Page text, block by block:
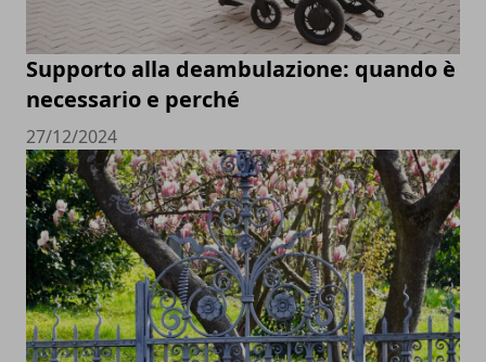
Supporto alla deambulazione: quando è
necessario e perché
27/12/2024